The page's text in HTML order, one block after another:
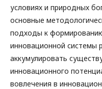
условиях и природных
основные
подходы к
инновационной системы
аккумулировать
инновационного
вовлечения в